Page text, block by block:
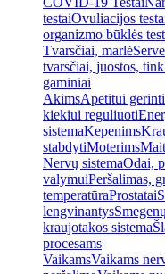
testaiOvuliacijos
organizmo būklės
Tvarsčiai, marlė
tvarsčiai, juostos,
gaminiai
AkimsApetitui gerinti
kiekiui reguliuoti
sistemaKepenims
stabdytiMoterims
Nervų sistemaOdai,
valymuiPeršalimas,
temperatūraProstatai
lengvinantys
kraujotakos sistema
procesams
VaikamsVaikams